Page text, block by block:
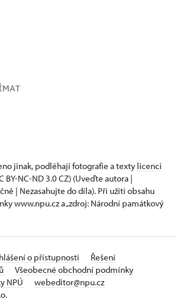
jinak, podléhají fotografie a texty licenci
BY-NC-ND 3.0 CZ) (Uveďte autora |
| Nezasahujte do díla). Při užití obsahu
www.npu.cz a „zdroj: Národní památkový
o přístupnosti
Řešení
Všeobecné obchodní podmínky
NPÚ
webeditor@npu.cz